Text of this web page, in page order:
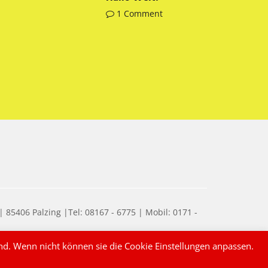
1 Comment
Palzing |Tel: 08167 - 6775 | Mobil: 0171 -
Wenn nicht können sie die Cookie Einstellungen anpassen.